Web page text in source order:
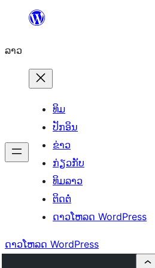
ທີ່
ເນື້ອຫາ
ລາວ
ທິມ
ປັກອິນ
ຂ່າວ
ກ່ຽວກັບ
ທິມລາວ
ຕິດຕໍ່
ດາວໂຫລດ WordPress
ດາວໂຫລດ WordPress